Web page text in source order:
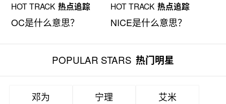
HOT TRACK 热点追踪
OC是什么意思？
HOT TRACK 热点追踪
NICE是什么意思？
POPULAR STARS 热门明星
邓为 宁理
艾米